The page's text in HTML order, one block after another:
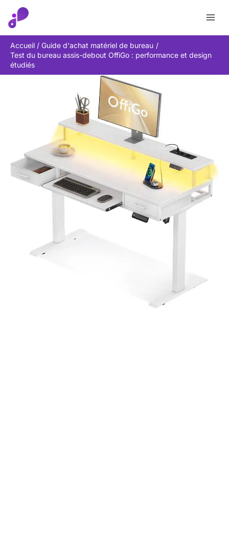
Accueil
Guide d'achat matériel de bureau
Test du bureau assis-debout OffiGo : performance et design
étudiés
Rechercher